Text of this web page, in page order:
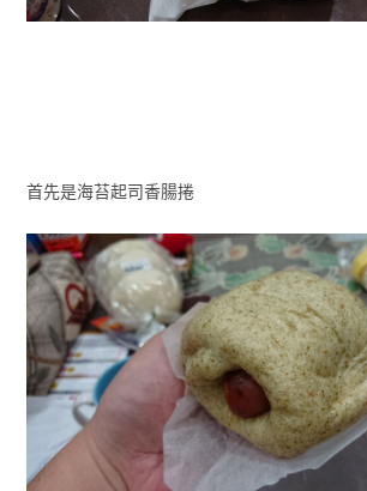
首先是海苔起司香腸捲